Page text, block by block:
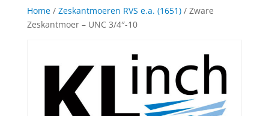
Home/ Zeskantmoeren RVS e.a. (1651)/ Zware
Zeskantmoer – UNC 3/4″-10